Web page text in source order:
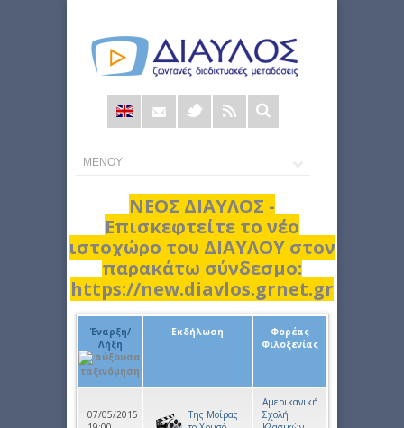
Φόρμα
αναζήτησης
ΝΕΟΣ ΔΙΑΥΛΟΣ -
Επισκεφτείτε το νέο
ιστοχώρο του ΔΙΑΥΛΟΥ στον
παρακάτω σύνδεσμο:
https://new.diavlos.grnet.gr
Έναρξη/
Λήξη
Εκδήλωση
Φορέας
Φιλοξενίας
07/05/2015
Της Μοίρας
Αμερικανική
Σχολή